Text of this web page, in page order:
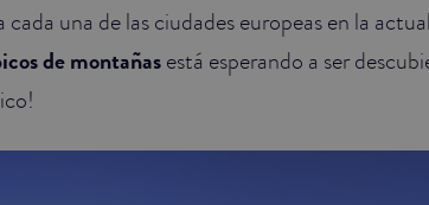
cada una de las ciudades europeas en la
de montañasestá esperando a ser